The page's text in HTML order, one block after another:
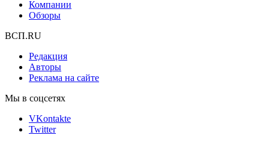
Компании
Обзоры
ВСП.RU
Редакция
Авторы
Реклама на сайте
Мы в соцсетях
VKontakte
Twitter